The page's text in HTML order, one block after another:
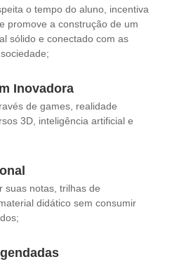
o tempo do aluno, incentiva
promove a construção de um
sólido e conectado com as
Inovadora
de games, realidade
3D, inteligência artificial e
suas notas, trilhas de
didático sem consumir